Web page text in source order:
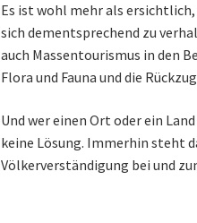
Es ist wohl mehr als
sich dementsprechend zu
auch Massentourismus in den
Flora und Fauna und die
Und wer einen Ort oder ein
keine Lösung. Immerhin steht
Völkerverständigung bei und